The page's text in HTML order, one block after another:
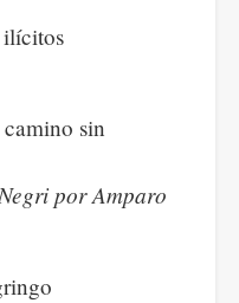
sin
por Amparo